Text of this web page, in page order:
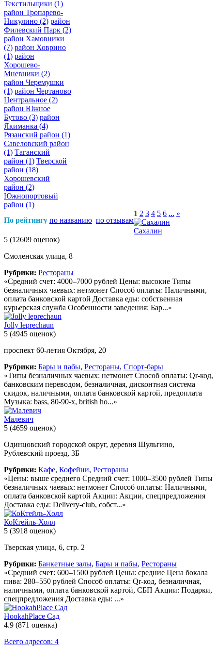
Текстильщики (1)
район Тропарево-
Никулино (2) район
Филевский Парк (2)
район Хамовники
(7) район Ховрино
(1) район
Хорошево-
Мневники (2)
район Черемушки
(1) район Чертаново
Центральное (2)
район Южное
Бутово (3) район
Якиманка (4)
Рязанский район (1)
Савеловский район
(1) Таганский
район (1) Тверской
район (18)
Хорошевский
район (2)
Южнопортовый
район (1)
По рейтингу по названию по отзывам
1 2 3 4 5 6 ... »
Сахалин
5 (12609 оценок)
Смоленская улица, 8
Рубрики: Рестораны
«Средний счет: 4000–7000 рублей Цены: высокие Типы
безналичных чаевых: нетмонет Способ оплаты: Наличными,
оплата банковской картой Доставка еды: собственная
курьерская служба Особенности заведения: Бар...»
Jolly leprechaun
5 (4945 оценок)
проспект 60-летия Октября, 20
Рубрики: Бары и пабы, Рестораны, Спорт-бары
«Типы безналичных чаевых: нетмонет Способ оплаты: Qr-код,
банковским переводом, безналичная, дисконтная система
скидок, наличными, оплата банковской картой, предоплата
Музыка: bass, 80-90-х, british ho...»
Малевич
5 (4659 оценок)
Одинцовский городской округ, деревня Шульгино,
Рублевский проезд, 3Б
Рубрики: Кафе, Кофейни, Рестораны
«Цены: выше среднего Средний счет: 1000–3500 рублей Типы
безналичных чаевых: нетмонет Способ оплаты: Наличными,
оплата банковской картой Акции: Акции, спецпредложения
Доставка еды: Delivery-club, собст...»
КоКтейль-Холл
5 (3918 оценок)
Тверская улица, 6, стр. 2
Рубрики: Банкетные залы, Бары и пабы, Рестораны
«Средний счет: 600–1500 рублей Цены: средние Цена бокала
пива: 280–550 рублей Способ оплаты: Qr-код, безналичная,
наличными, оплата банковской картой, СБП Акции: Подарки,
спецпредложения Доставка еды: ...»
HookahPlace Сад
4.9 (871 оценка)
Всего адресов: 4